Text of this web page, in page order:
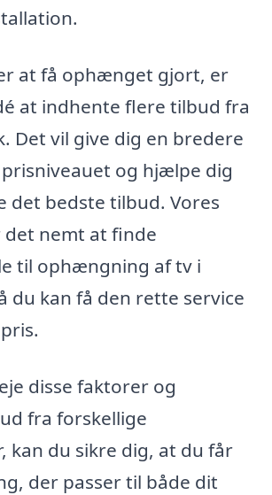
at få ophænget gjort, er
at indhente flere tilbud fra
Det vil give dig en bredere
og hjælpe dig
det bedste tilbud. Vores
nemt at finde
til ophængning af tv i
du kan få den rette service
disse faktorer og
fra forskellige
kan du sikre dig, at du får
der passer til både dit